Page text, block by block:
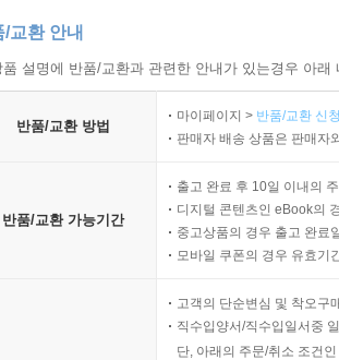
재라는 데이터와의 실시간 통신
. 고통과 우울
신의 자각과 시스템의 저항
명'이라는 이름의 편리한 직무유기
/교환 안내
설명에 반품/교환과 관련한 안내가 있는경우 아
반품/교환 방법
마이페이지 > 반품/교환 신
판매자 배송 상품은 판매자
반품/교환 가능기간
출고 완료 후 10일 이내의
디지털 콘텐츠인 eBook의
중고상품의 경우 출고 완료
모바일 쿠폰의 경우 유효기
고객의 단순변심 및 착오구
직수입양서/직수입일서중
단, 아래의 주문/취소 조건